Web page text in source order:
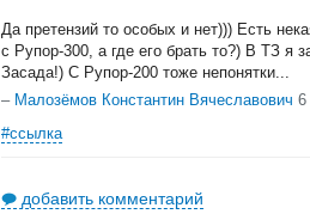
Да претензий то особых и нет))) Есть
с Рупор-300, а где его брать то?) В ТЗ я
Засада!) С Рупор-200 тоже непонятки...
– Малозёмов Константин Вячеславович 6
#ссылка
добавить комментарий